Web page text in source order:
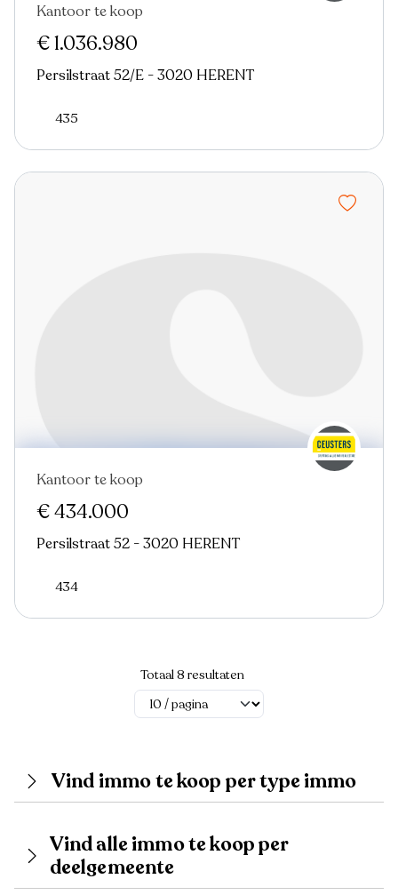
Kantoor te koop
€ 1.036.980
Persilstraat 52/E - 3020 HERENT
435
Kantoor te koop
€ 434.000
Persilstraat 52 - 3020 HERENT
434
Totaal 8 resultaten
Vind immo te koop per type immo
Vind alle immo te koop per
deelgemeente